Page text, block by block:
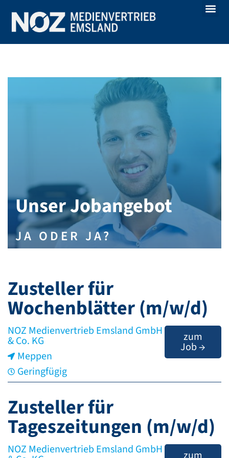
Unser Jobangebot
JA ODER JA?
Zusteller für
Wochenblätter (m/w/d)
NOZ Medienvertrieb Emsland GmbH
& Co. KG
Meppen
Geringfügig
zum
Job →
Zusteller für
Tageszeitungen (m/w/d)
NOZ Medienvertrieb Emsland GmbH